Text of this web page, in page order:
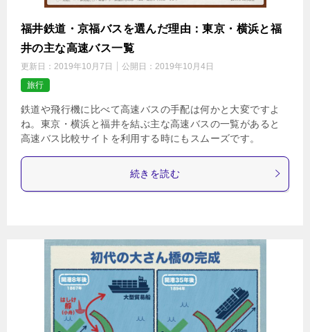
福井鉄道・京福バスを選んだ理由：東京・横浜と福
井の主な高速バス一覧
更新日： 2019年10月7日 公開日： 2019年10月4日
旅行
鉄道や飛行機に比べて高速バスの手配は何かと大変ですよ
ね。東京・横浜と福井を結ぶ主な高速バスの一覧があると
高速バス比較サイトを利用する時にもスムーズです。
続きを読む